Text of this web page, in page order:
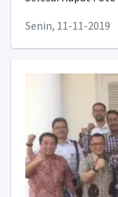
Senin, 11-11-2019